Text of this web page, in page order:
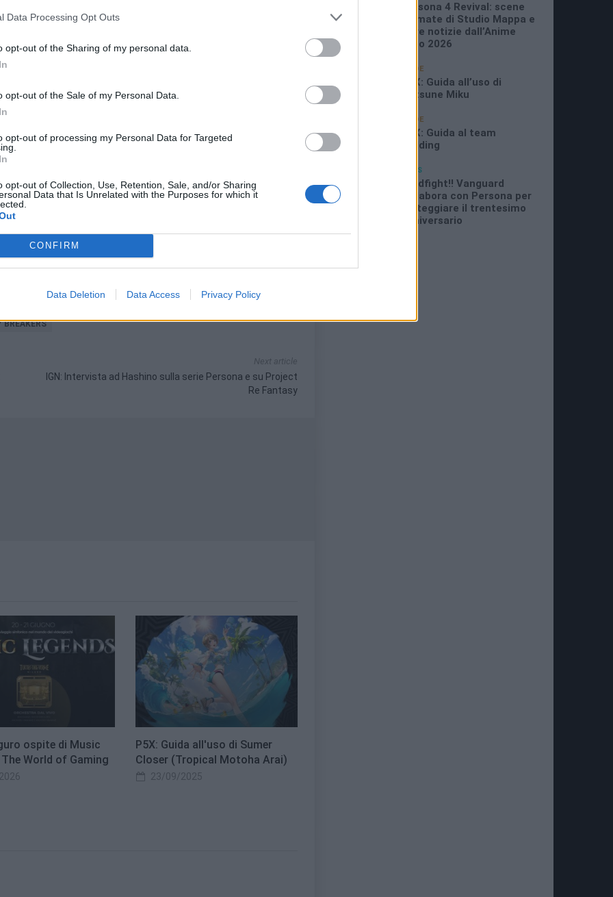
Data Processing Opt Outs
opt-out of the Sharing of my personal data.
opt-out of the Sale of my Personal Data.
opt-out of processing my Personal Data for Targeted
opt-out of Collection, Use, Retention, Sale, and/or Sharing
Data that Is Unrelated with the Purposes for which it
CONFIRM
Data Deletion Data Access Privacy Policy
.
PM JST (inzio spettacolo); orario italiano 7:00 AM –
del
BREAKERS
Next article
IGN: Intervista ad Hashino sulla serie Persona e su Project
Re Fantasy
ospite di Music
World of Gaming
P5X: Guida all'uso di Sumer
Closer (Tropical Motoha Arai)
23/09/2025
Persona 4 Revival: scene
animate di Studio Mappa e
altre notizie dall’Anime
Expo 2026
GUIDE
P5X: Guida all’uso di
Hatsune Miku
GUIDE
P5X: Guida al team
building
NEWS
Cardfight!! Vanguard
collabora con Persona per
festeggiare il trentesimo
anniversario